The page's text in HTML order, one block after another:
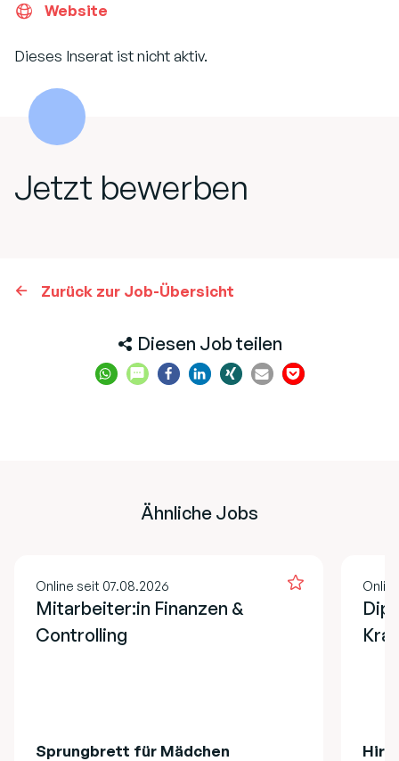
Website
Dieses Inserat ist nicht aktiv.
Jetzt bewerben
Zurück zur Job-Übersicht
Diesen Job teilen
Ähnliche Jobs
Online seit 07.08.2026
Mitarbeiter:in Finanzen &
Controlling
Sprungbrett für Mädchen